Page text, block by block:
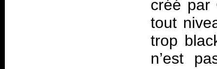
créé par
tout
trop
n’est